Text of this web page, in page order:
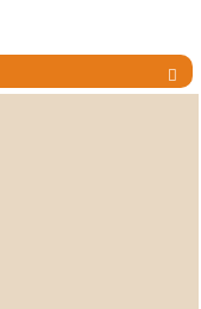
